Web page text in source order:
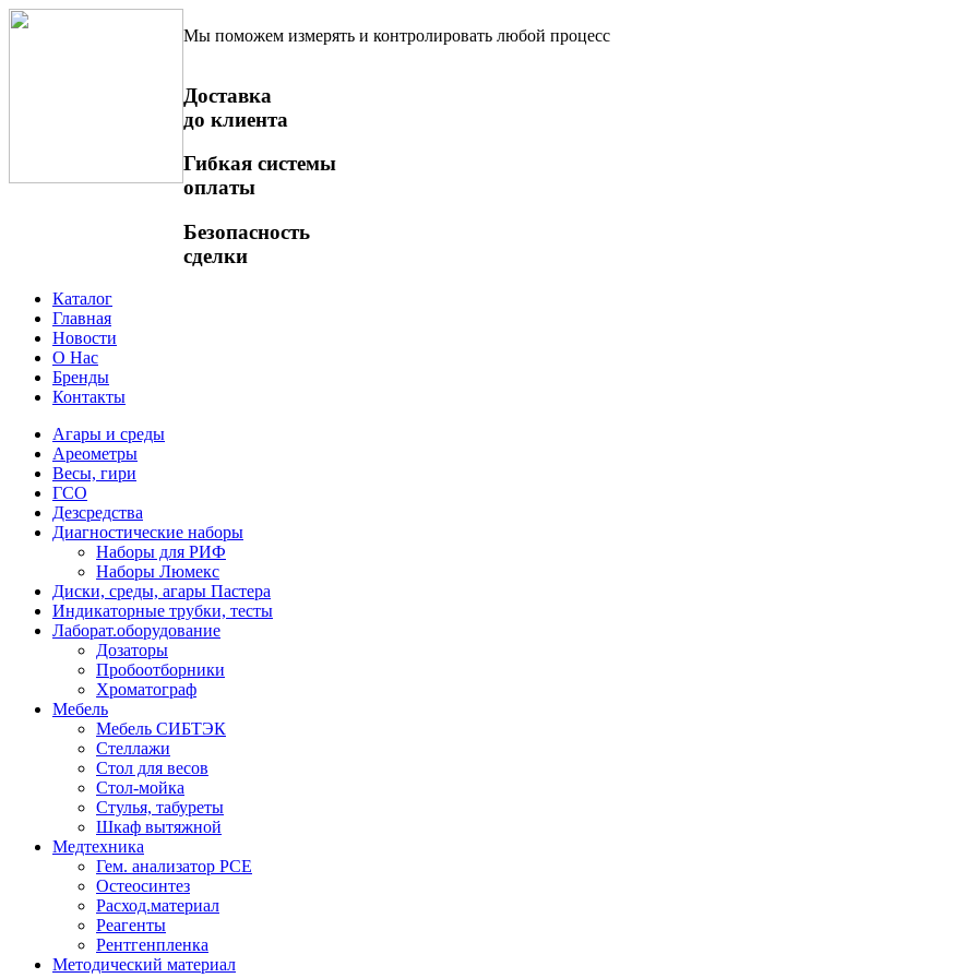
Мы поможем измерять и контролировать любой процесс
Доставка
до клиента
Гибкая системы
оплаты
Безопасность
сделки
Каталог
Главная
Новости
О Нас
Бренды
Контакты
Агары и среды
Ареометры
Весы, гири
ГСО
Дезсредства
Диагностические наборы
Наборы для РИФ
Наборы Люмекс
Диски, среды, агары Пастера
Индикаторные трубки, тесты
Лаборат.оборудование
Дозаторы
Пробоотборники
Хроматограф
Мебель
Мебель СИБТЭК
Стеллажи
Стол для весов
Стол-мойка
Стулья, табуреты
Шкаф вытяжной
Медтехника
Гем. анализатор РСЕ
Остеосинтез
Расход.материал
Реагенты
Рентгенпленка
Методический материал